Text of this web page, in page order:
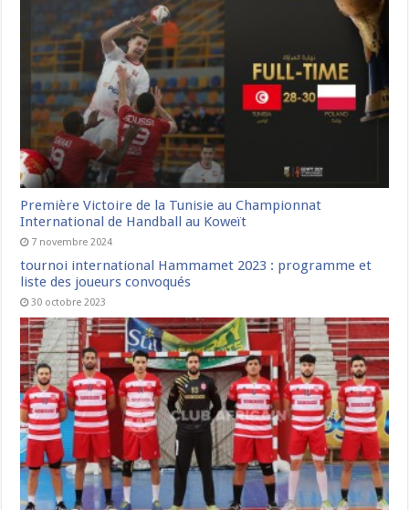
Première Victoire de la Tunisie au Championnat
International de Handball au Koweït
7 novembre 2024
tournoi international Hammamet 2023 : programme et
liste des joueurs convoqués
30 octobre 2023